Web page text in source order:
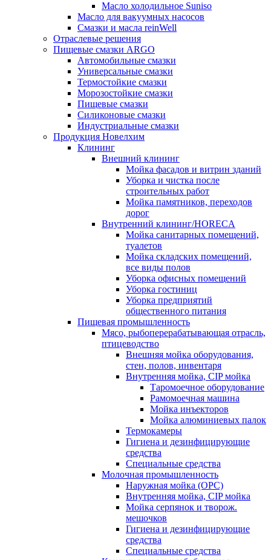
Масло холодильное Suniso
Масло для вакуумных насосов
Смазки и масла reinWell
Отраслевые решения
Пищевые смазки ARGO
Автомобильные смазки
Универсальные смазки
Термостойкие смазки
Морозостойкие смазки
Пищевые смазки
Силиконовые смазки
Индустриальные смазки
Продукция Новелхим
Клининг
Внешний клининг
Мойка фасадов и витрин зданий
Уборка и чистка после
строительных работ
Мойка памятников, переходов
дорог
Внутренний клининг/HORECA
Мойка санитарных помещений,
туалетов
Мойка складских помещений,
все виды полов
Уборка офисных помещений
Уборка гостиниц
Уборка предприятий
общественного питания
Пищевая промышленность
Мясо, рыбоперерабатывающая отрасль,
птицеводство
Внешняя мойка оборудования,
стен, полов, инвентаря
Внутренняя мойка, CIP мойка
Таромоечное оборудование
Рамомоечная машина
Мойка инъекторов
Мойка алюминиевых палок
Термокамеры
Гигиена и дезинфицирующие
средства
Специальные средства
Молочная промышленность
Наружная мойка (ОРС)
Внутренняя мойка, CIP мойка
Мойка серпянок и творож.
мешочков
Гигиена и дезинфицирующие
средства
Специальные средства